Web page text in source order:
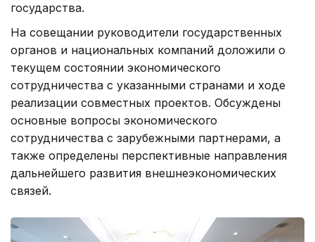
государства.
На совещании руководители государственных
органов и национальных компаний доложили о
текущем состоянии экономического
сотрудничества с указанными странами и ходе
реализации совместных проектов. Обсуждены
основные вопросы экономического
сотрудничества с зарубежными партнерами, а
также определены перспективные направления
дальнейшего развития внешнеэкономических
связей.